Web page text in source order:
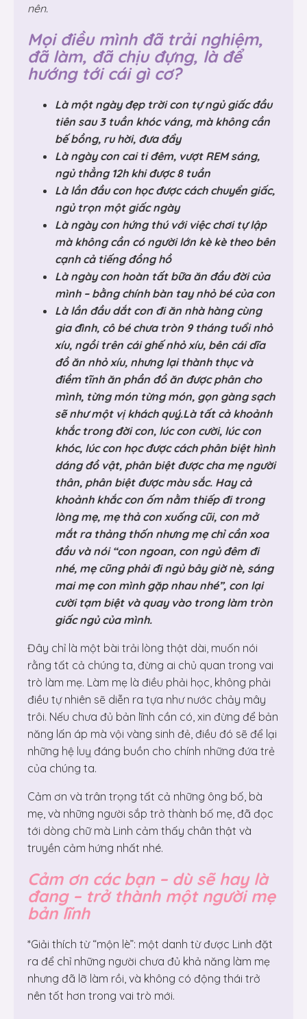
nên.
Mọi điều mình đã trải nghiệm,
đã làm, đã chịu đựng, là để
hướng tới cái gì cơ?
Là một ngày đẹp trời con tự ngủ giấc đầu
tiên sau 3 tuần khóc váng, mà không cần
bế bồng, ru hời, đưa đẩy
Là ngày con cai ti đêm, vượt REM sáng,
ngủ thẳng 12h khi được 8 tuần
Là lần đầu con học được cách chuyển giấc,
ngủ trọn một giấc ngày
Là ngày con hứng thú với việc chơi tự lập
mà không cần có người lớn kè kè theo bên
cạnh cả tiếng đồng hồ
Là ngày con hoàn tất bữa ăn đầu đời của
mình – bằng chính bàn tay nhỏ bé của con
Là lần đầu dắt con đi ăn nhà hàng cùng
gia đình, cô bé chưa tròn 9 tháng tuổi nhỏ
xíu, ngồi trên cái ghế nhỏ xíu, bên cái dĩa
đồ ăn nhỏ xíu, nhưng lại thành thục và
điềm tĩnh ăn phần đồ ăn được phân cho
mình, từng món từng món, gọn gàng sạch
sẽ như một vị khách quý.Là tất cả khoảnh
khắc trong đời con, lúc con cười, lúc con
khóc, lúc con học được cách phân biệt hình
dáng đồ vật, phân biệt được cha mẹ người
thân, phân biệt được màu sắc. Hay cả
khoảnh khắc con ốm nằm thiếp đi trong
lòng mẹ, mẹ thả con xuống cũi, con mở
mắt ra thảng thốn nhưng mẹ chỉ cần xoa
đầu và nói “con ngoan, con ngủ đêm đi
nhé, mẹ cũng phải đi ngủ bây giờ nè, sáng
mai mẹ con mình gặp nhau nhé”, con lại
cười tạm biệt và quay vào trong làm tròn
giấc ngủ của mình.
Đây chỉ là một bài trải lòng thật dài, muốn nói
rằng tất cả chúng ta, đừng ai chủ quan trong vai
trò làm mẹ. Làm mẹ là điều phải học, không phải
điều tự nhiên sẽ diễn ra tựa như nước chảy mây
trôi. Nếu chưa đủ bản lĩnh cần có, xin đừng để bản
năng lấn áp mà vội vàng sinh đẻ, điều đó sẽ để lại
những hệ luỵ đáng buồn cho chính những đứa trẻ
của chúng ta.
Cảm ơn và trân trọng tất cả những ông bố, bà
mẹ, và những người sắp trở thành bố mẹ, đã đọc
tới dòng chữ mà Linh cảm thấy chân thật và
truyền cảm hứng nhất nhé.
Cảm ơn các bạn – dù sẽ hay là
đang – trở thành một người mẹ
bản lĩnh
*Giải thích từ “mộn lè”: một danh từ được Linh đặt
ra để chỉ những người chưa đủ khả năng làm mẹ
nhưng đã lỡ làm rồi, và không có động thái trở
nên tốt hơn trong vai trò mới.